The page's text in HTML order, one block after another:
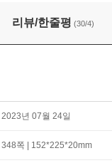
리뷰/한줄평 (30/4)
2023년 07월 24일
348쪽 | 152*225*20mm